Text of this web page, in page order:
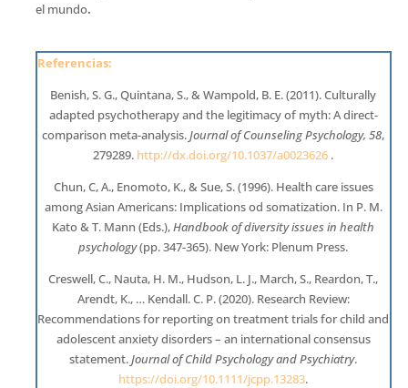
el mundo.
Referencias:
Benish, S. G., Quintana, S., & Wampold, B. E. (2011). Culturally
adapted psychotherapy and the legitimacy of myth: A direct-
comparison meta-analysis.Journal of Counseling Psychology, 58,
279289. http://dx.doi.org/10.1037/a0023626 .
Chun, C, A., Enomoto, K., & Sue, S. (1996). Health care issues
among Asian Americans: Implications od somatization. In P. M.
Kato & T. Mann (Eds.),Handbook of diversity issues in health
psychology(pp. 347-365). New York: Plenum Press.
Creswell, C., Nauta, H. M., Hudson, L. J., March, S., Reardon, T.,
Arendt, K., … Kendall. C. P. (2020). Research Review:
Recommendations for reporting on treatment trials for child and
adolescent anxiety disorders – an international consensus
statement.Journal of Child Psychology and Psychiatry.
https://doi.org/10.1111/jcpp.13283.